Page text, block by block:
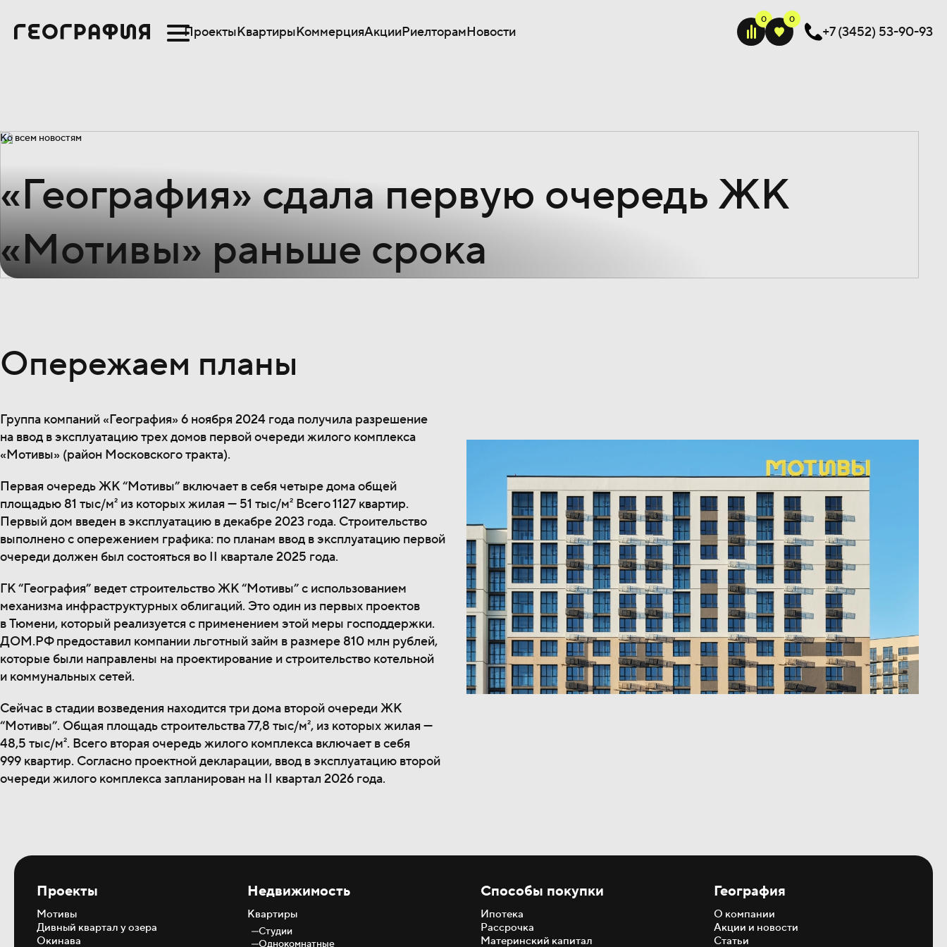
ПроектыКвартирыКоммерцияАкцииРиелторамНовости +7 (3452) 53-90-93
Ко всем новостям
«География» сдала первую очередь ЖК
«Мотивы» раньше срока
Опережаем планы
Группа компаний «География» 6 ноября 2024 года получила разрешение
на ввод в эксплуатацию трех домов первой очереди жилого комплекса
«Мотивы» (район Московского тракта).
Первая очередь ЖК “Мотивы” включает в себя четыре дома общей
площадью 81 тыс/м² из которых жилая — 51 тыс/м² Всего 1127 квартир.
Первый дом введен в эксплуатацию в декабре 2023 года. Строительство
выполнено с опережением графика: по планам ввод в эксплуатацию первой
очереди должен был состояться во II квартале 2025 года.
ГК “География” ведет строительство ЖК “Мотивы” с использованием
механизма инфраструктурных облигаций. Это один из первых проектов
в Тюмени, который реализуется с применением этой меры господдержки.
ДОМ.РФ предоставил компании льготный займ в размере 810 млн рублей,
которые были направлены на проектирование и строительство котельной
и коммунальных сетей.
Сейчас в стадии возведения находится три дома второй очереди ЖК
“Мотивы”. Общая площадь строительства 77,8 тыс/м², из которых жилая —
48,5 тыс/м². Всего вторая очередь жилого комплекса включает в себя
999 квартир. Согласно проектной декларации, ввод в эксплуатацию второй
очереди жилого комплекса запланирован на II квартал 2026 года.
Проекты
Мотивы
Дивный квартал у озера
Окинава
Недвижимость
Квартиры
Студии
Однокомнатные
Способы покупки
Ипотека
Рассрочка
Материнский капитал
География
О компании
Акции и новости
Статьи